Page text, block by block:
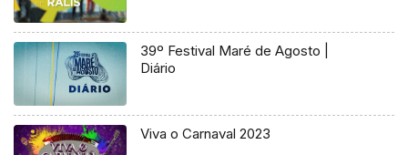
39º Festival Maré de Agosto |
Diário
Viva o Carnaval 2023